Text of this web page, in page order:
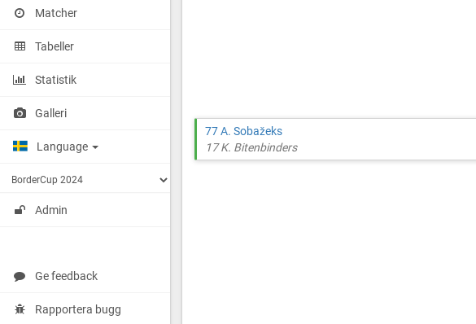
Matcher
Tabeller
Statistik
Galleri
Language
Admin
Ge feedback
Rapportera bugg
77 A. Sobažeks
17 K. Bitenbinders